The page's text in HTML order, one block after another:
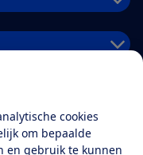
cookies
om bepaalde
en gebruik te kunnen